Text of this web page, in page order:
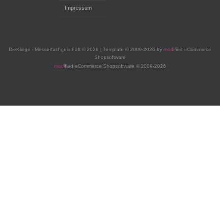
Impressum
DieKlinge - Messerfachgeschäft © 2026 | Template © 2009-2026 by modified eCommerce
Shopsoftware
modified eCommerce Shopsoftware © 2009-2026